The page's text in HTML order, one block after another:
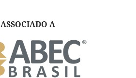
ASSOCIADO A